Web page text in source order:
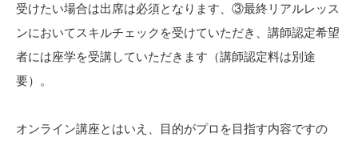
受けたい場合は出席は必須となります、③最終リアルレッス
ンにおいてスキルチェックを受けていただき、講師認定希望
者には座学を受講していただきます（講師認定料は別途
要）。
オンライン講座とはいえ、目的がプロを目指す内容ですの